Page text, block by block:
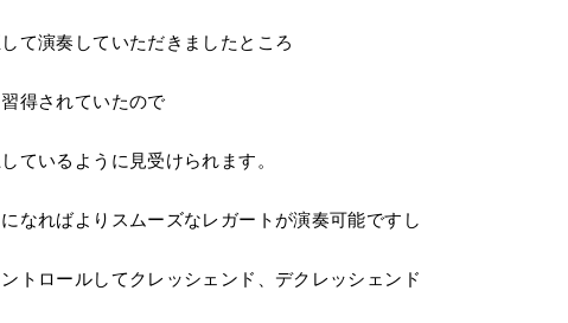
て演奏していただきましたところ
得されていたので
ているように見受けられます。
なればよりスムーズなレガートが演奏可能ですし
トロールしてクレッシェンド、デクレッシェンド